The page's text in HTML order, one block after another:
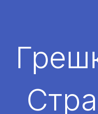
АНГАЖИРАЈ